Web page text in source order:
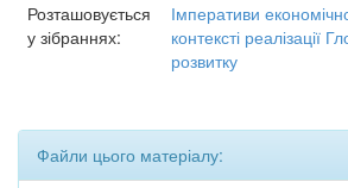
Розташовується
у зібраннях:
Імперативи
контексті реалізації
розвитку
Файли цього матеріалу: